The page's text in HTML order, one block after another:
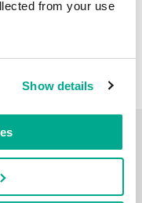
from your use
Show details